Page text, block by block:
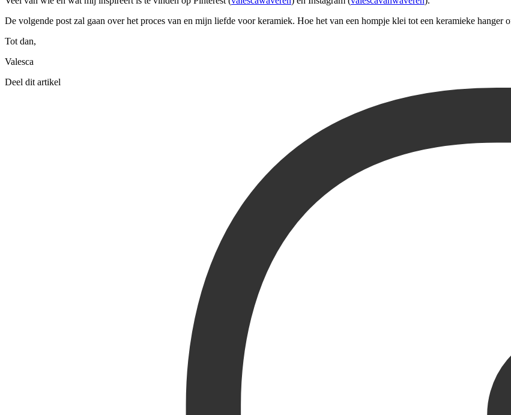
De volgende post zal gaan over het proces van en mijn liefde voor keramiek. Hoe het van een hompje klei tot een keramieke hanger
Tot dan,
Valesca
Deel dit artikel